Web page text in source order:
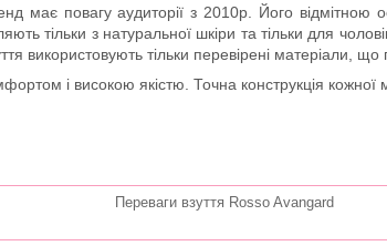
повагу аудиторії з 2010р. Його відмітною
тільки з натуральної шкіри та тільки для
використовують тільки перевірені матеріали,
і високою якістю. Точна конструкція кожної
Переваги взуття Rosso Avangard